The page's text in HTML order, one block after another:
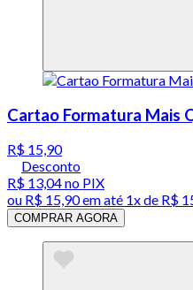
Cartao Formatura Mais
R$ 15,90
Desconto
R$ 13,04no PIX
ou R$ 15,90em até 1x de R$
COMPRAR AGORA